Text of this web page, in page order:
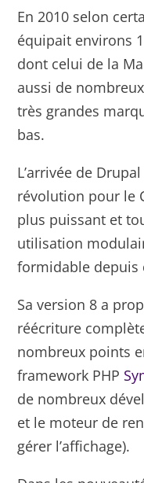
En 2010 selon
équipait environs
dont celui de la
aussi de
très grandes
bas.
L’arrivée de
révolution pour le
plus puissant et
utilisation
formidable depuis
Sa version 8 a
réécriture
nombreux points
framework PHP
de nombreux
et le moteur de
gérer l’affichage).